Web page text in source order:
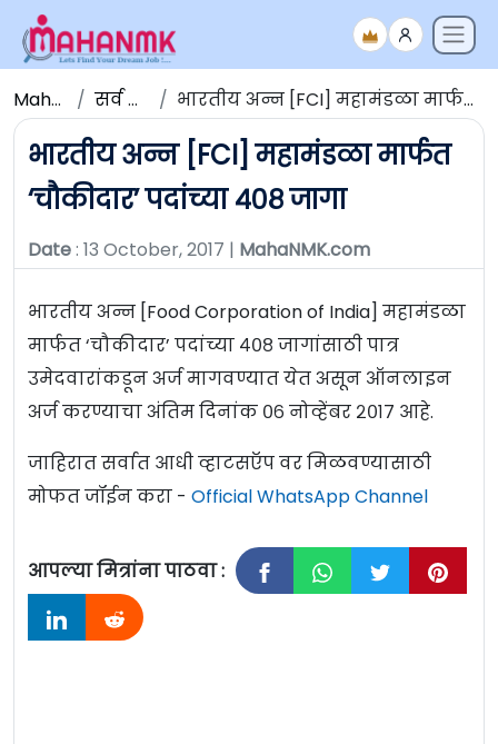
Maha NMK सर्व जाहिराती भारतीय अन्न [FCI] महामंडळा मार्फत ‘चौकीदार’ पदांच्या ४०८ जागा
भारतीय अन्न [FCI] महामंडळा मार्फत
‘चौकीदार’ पदांच्या ४०८ जागा
Date: 13 October, 2017 | MahaNMK.com
भारतीय अन्न [Food Corporation of India] महामंडळा
मार्फत ‘चौकीदार’ पदांच्या ४०८ जागांसाठी पात्र
उमेदवारांकडून अर्ज मागवण्यात येत असून ऑनलाइन
अर्ज करण्याचा अंतिम दिनांक ०६ नोव्हेंबर २०१७ आहे.
जाहिरात सर्वात आधी व्हाटसऍप वर मिळवण्यासाठी
मोफत जॉईन करा - Official WhatsApp Channel
आपल्या मित्रांना पाठवा :